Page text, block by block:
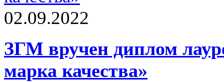
02.09.2022
ЗГМ вручен диплом
марка качества»